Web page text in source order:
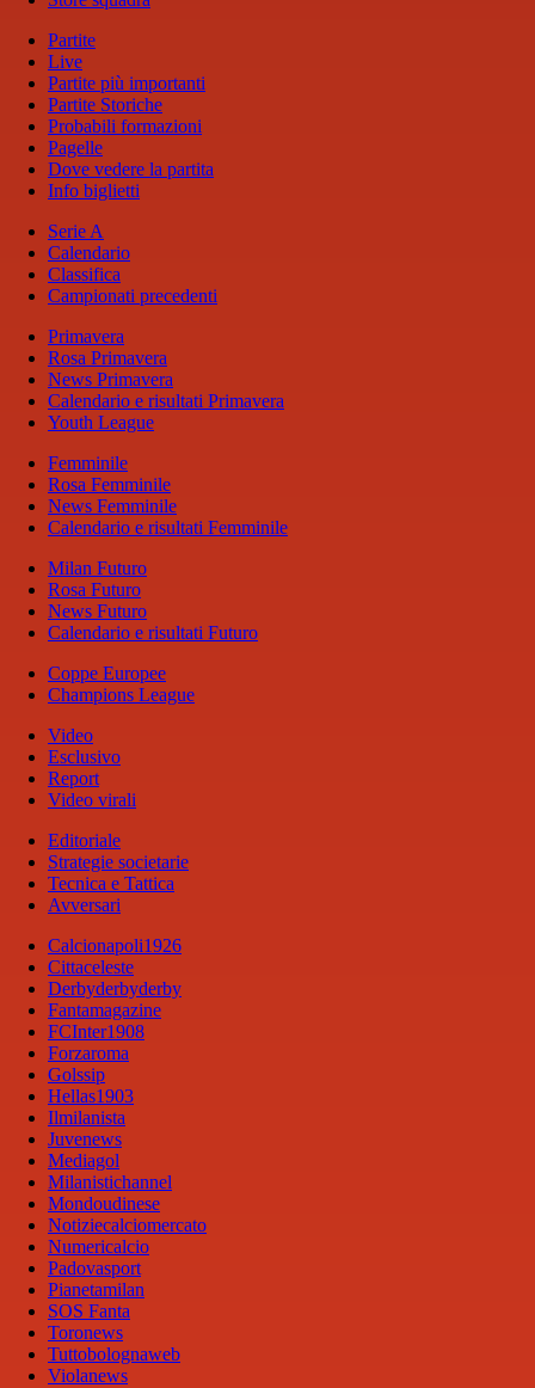
Partite
Live
Partite più importanti
Partite Storiche
Probabili formazioni
Pagelle
Dove vedere la partita
Info biglietti
Serie A
Calendario
Classifica
Campionati precedenti
Primavera
Rosa Primavera
News Primavera
Calendario e risultati Primavera
Youth League
Femminile
Rosa Femminile
News Femminile
Calendario e risultati Femminile
Milan Futuro
Rosa Futuro
News Futuro
Calendario e risultati Futuro
Coppe Europee
Champions League
Video
Esclusivo
Report
Video virali
Editoriale
Strategie societarie
Tecnica e Tattica
Avversari
Calcionapoli1926
Cittaceleste
Derbyderbyderby
Fantamagazine
FCInter1908
Forzaroma
Golssip
Hellas1903
Ilmilanista
Juvenews
Mediagol
Milanistichannel
Mondoudinese
Notiziecalciomercato
Numericalcio
Padovasport
Pianetamilan
SOS Fanta
Toronews
Tuttobolognaweb
Violanews